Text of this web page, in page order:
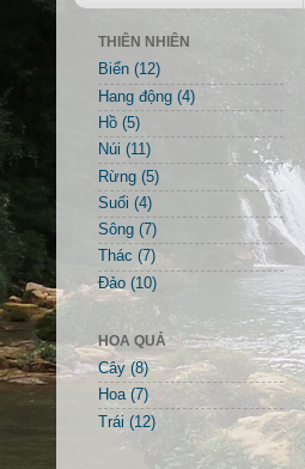
THIÊN NHIÊN
Biển (12)
Hang động (4)
Hồ (5)
Núi (11)
Rừng (5)
Suối (4)
Sông (7)
Thác (7)
Đảo (10)
HOA QUẢ
Cây (8)
Hoa (7)
Trái (12)